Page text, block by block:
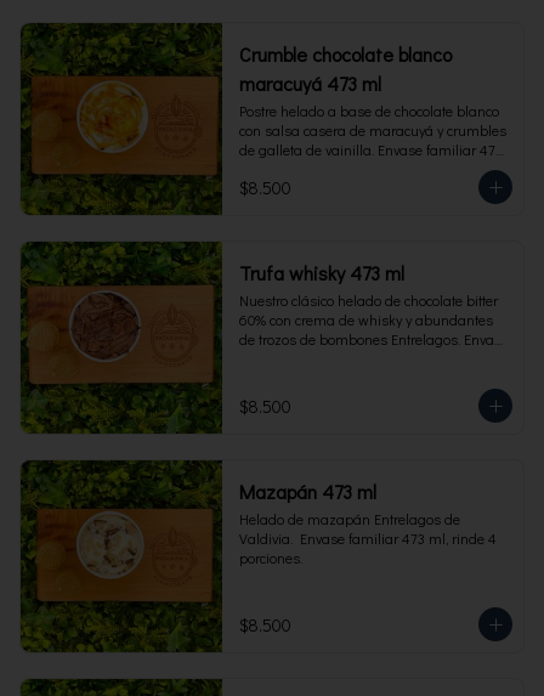
Crumble chocolate blanco
maracuyá 473 ml
Postre helado a base de chocolate blanco
con salsa casera de maracuyá y crumbles
de galleta de vainilla. Envase familiar 473
$8.500
Trufa whisky 473 ml
Nuestro clásico helado de chocolate bitter
60% con crema de whisky y abundantes
de trozos de bombones Entrelagos. Envase
$8.500
Mazapán 473 ml
Helado de mazapán Entrelagos de
Valdivia.  Envase familiar 473 ml, rinde 4
porciones.
$8.500